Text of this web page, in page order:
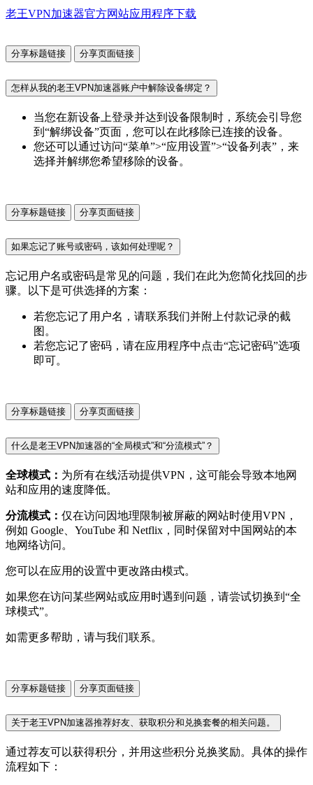
老王VPN加速器官方网站应用程序下载
分享标题链接 分享页面链接
怎样从我的老王VPN加速器账户中解除设备绑定？
当您在新设备上登录并达到设备限制时，系统会引导您
到“解绑设备”页面，您可以在此移除已连接的设备。
您还可以通过访问“菜单”>“应用设置”>“设备列表”，来
选择并解绑您希望移除的设备。
分享标题链接 分享页面链接
如果忘记了账号或密码，该如何处理呢？
忘记用户名或密码是常见的问题，我们在此为您简化找回的步
骤。以下是可供选择的方案：
若您忘记了用户名，请联系我们并附上付款记录的截
图。
若您忘记了密码，请在应用程序中点击“忘记密码”选项
即可。
分享标题链接 分享页面链接
什么是老王VPN加速器的“全局模式”和“分流模式”？
全球模式： 为所有在线活动提供VPN，这可能会导致本地网
站和应用的速度降低。
分流模式： 仅在访问因地理限制被屏蔽的网站时使用VPN，
例如 Google、YouTube 和 Netflix，同时保留对中国网站的本
地网络访问。
您可以在应用的设置中更改路由模式。
如果您在访问某些网站或应用时遇到问题，请尝试切换到“全
球模式”。
如需更多帮助，请与我们联系。
分享标题链接 分享页面链接
关于老王VPN加速器推荐好友、获取积分和兑换套餐的相关问题。
通过荐友可以获得积分，并用这些积分兑换奖励。具体的操作
流程如下：